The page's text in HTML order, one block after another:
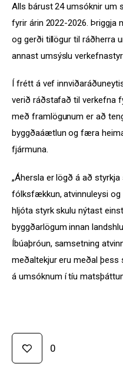
Alls bárust 24 umsóknir um
fyrir árin 2022-2026. Þriggja
og gerði tillögur til ráðherra
annast umsýslu
Í frétt á vef
verið ráðstafað til verkefna
með framlögunum er að
byggðaáætlun og færa
fjármuna.
„Áhersla er lögð á að
fólksfækkun, atvinnuleysi
hljóta styrk skulu nýtast
byggðarlögum innan
Íbúaþróun, samsetning
meðaltekjur eru meðal þess
á umsóknum í tíu
0